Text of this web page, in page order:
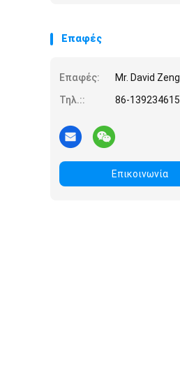
Επαφές
Επαφές:
Mr. David
Τηλ.::
86-
Επικοινωνία